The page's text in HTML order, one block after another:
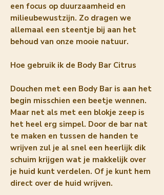
een focus op duurzaamheid en
milieubewustzijn. Zo dragen we
allemaal een steentje bij aan het
behoud van onze mooie natuur.
Hoe gebruik ik de Body Bar Citrus
Douchen met een Body Bar is aan het
begin misschien een beetje wennen.
Maar net als met een blokje zeep is
het heel erg simpel. Door de bar nat
te maken en tussen de handen te
wrijven zul je al snel een heerlijk dik
schuim krijgen wat je makkelijk over
je huid kunt verdelen. Of je kunt hem
direct over de huid wrijven.